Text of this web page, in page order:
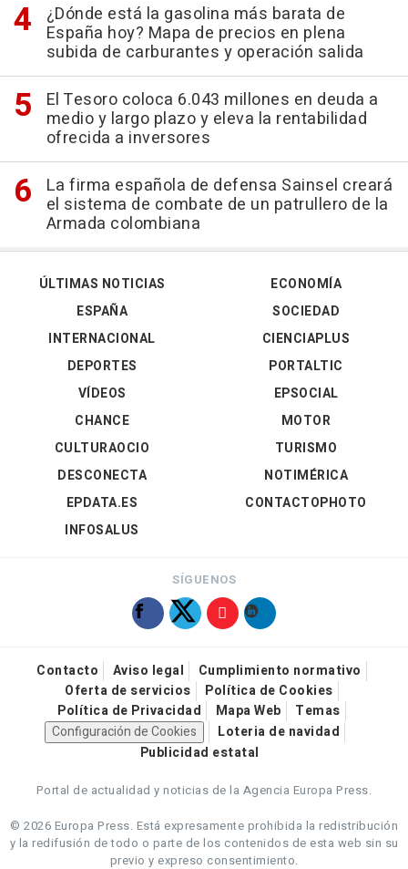
¿Dónde está la gasolina más barata de
España hoy? Mapa de precios en plena
subida de carburantes y operación salida
El Tesoro coloca 6.043 millones en deuda a
medio y largo plazo y eleva la rentabilidad
ofrecida a inversores
La firma española de defensa Sainsel creará
el sistema de combate de un patrullero de la
Armada colombiana
ÚLTIMAS NOTICIAS
ESPAÑA
INTERNACIONAL
DEPORTES
VÍDEOS
ECONOMÍA
SOCIEDAD
CIENCIAPLUS
PORTALTIC
EPSOCIAL
CHANCE
CULTURAOCIO
DESCONECTA
EPDATA.ES
INFOSALUS
MOTOR
TURISMO
NOTIMÉRICA
CONTACTOPHOTO
SÍGUENOS
Contacto Aviso legal
Cumplimiento normativo
Oferta de servicios
Política de Cookies
Política de Privacidad
Mapa Web
Temas
Configuración de Cookies
Loteria de navidad
Publicidad estatal
Portal de actualidad y noticias de la Agencia Europa Press.
© 2026 Europa Press. Está expresamente prohibida la redistribución
y la redifusión de todo o parte de los contenidos de esta web sin su
previo y expreso consentimiento.